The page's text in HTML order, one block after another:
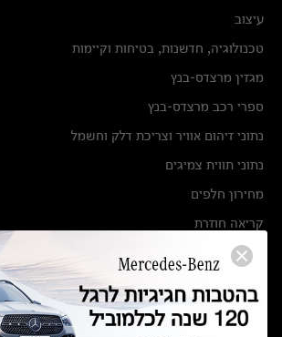
עיצוב
טכנולוגיה, חדשנות, בטיחות וקיימות
מגזין מרצדס-בנץ
ספרי רכב מרצדס-בנץ
נתוני זיהום אוויר וצריכת דלק וחשמל
נתוני תווית צמיגים
מחירון חלפים
קריאה חוזרת
הודעה על הטבות לרכבי מרצדס בהסדר פשרה בתצ 56447-02-19
תקנון ימי מכירות 120 לכלמוביל